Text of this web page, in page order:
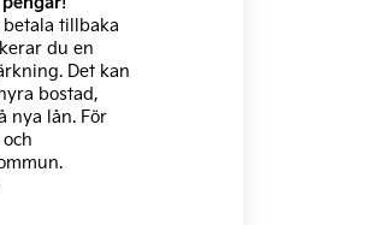
tillbaka
du en
Det kan
bostad,
nya lån. För